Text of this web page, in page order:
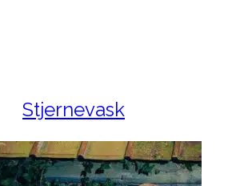
Stjernevask